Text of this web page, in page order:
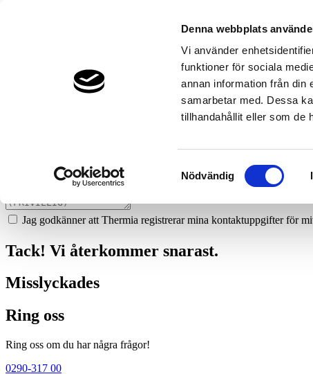
Denna webbplats
Vi använder
funktioner för sociala
annan information från din
samarbetar med. Dessa
tillhandahållit eller som de
Samtyckesval
Nödvändig
Vi ger dig gärna goda råd - helt kostnadsfritt.
Vi hjälper dig att räkna ut mycket du kan spara med en värmepump!
Jag godkänner att Thermia registrerar mina kontaktuppgifter för
Tack! Vi återkommer snarast.
Misslyckades
Ring oss
Ring oss om du har några frågor!
0290-317 00